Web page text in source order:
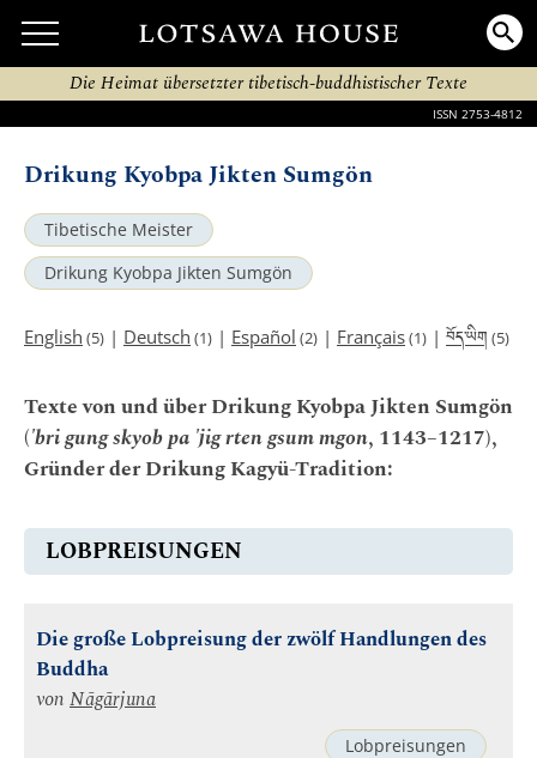
Die Heimat übersetzter tibetisch-buddhistischer Texte
ISSN 2753-4812
Drikung Kyobpa Jikten Sumgön
Tibetische Meister
Drikung Kyobpa Jikten Sumgön
English (5) | Deutsch (1) | Español (2) | Français(1) | བོད་ཡིག (5)
Texte von und über Drikung Kyobpa Jikten Sumgön
('bri gung skyob pa 'jig rten gsum mgon, 1143–1217),
Gründer der Drikung Kagyü-Tradition:
LOBPREISUNGEN
Die große Lobpreisung der zwölf Handlungen des
Buddha
von Nāgārjuna
Lobpreisungen